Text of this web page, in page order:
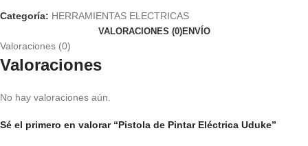
Categoría: HERRAMIENTAS ELECTRICAS
VALORACIONES (0)ENVÍO
Valoraciones (0)
Valoraciones
No hay valoraciones aún.
Sé el primero en valorar “Pistola de Pintar Eléctrica Uduke”